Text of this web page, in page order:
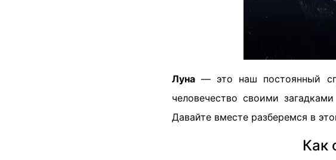
Луна — это наш постоянный
человечество своими
Давайте вместе разберемся в
Как